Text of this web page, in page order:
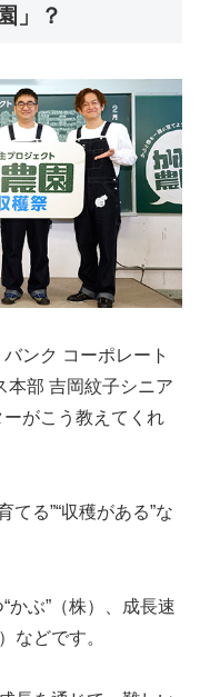
」？
ンク コーポレート
本部 吉岡紋子シニア
がこう教えてくれ
てる”“収穫がある”な
かぶ”（株）、成長速
などです。